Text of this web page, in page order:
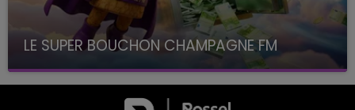
LE SUPER BOUCHON CHAMPAGNE FM
avec La Famille Champagne FM, à 8H10